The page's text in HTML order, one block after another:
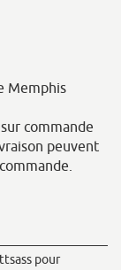
Memphis
commande
peuvent
pour